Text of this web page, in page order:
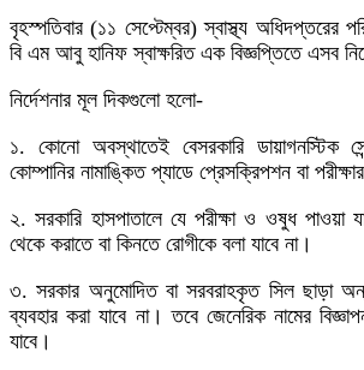
বৃহস্পতিবার (১১ সেপ্টেম্বর) স্বাস্থ্য অধিদপ্তরের
বি এম আবু হানিফ স্বাক্ষরিত এক বিজ্ঞপ্তিতে এসব
নির্দেশনার মূল দিকগুলো হলো-
১. কোনো অবস্থাতেই বেসরকারি ডায়াগনস্টিক
কোম্পানির নামাঙ্কিত প্যাডে প্রেসক্রিপশন বা
২. সরকারি হাসপাতালে যে পরীক্ষা ও ওষুধ পাওয়া
থেকে করাতে বা কিনতে রোগীকে বলা যাবে না।
৩. সরকার অনুমোদিত বা সরবরাহকৃত সিল ছাড়া
ব্যবহার করা যাবে না। তবে জেনেরিক নামের
যাবে।